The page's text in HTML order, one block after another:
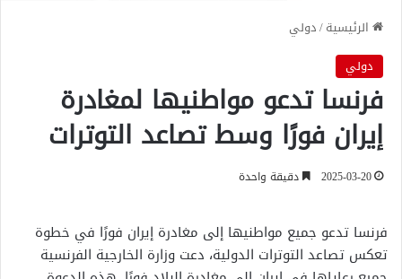
الرئيسية/دولي
دولي
فرنسا تدعو مواطنيها لمغادرة
إيران فورًا وسط تصاعد التوترات
2025-03-20 دقيقة واحدة
فرنسا تدعو جميع مواطنيها إلى مغادرة إيران فورًا في خطوة
تعكس تصاعد التوترات الدولية، دعت وزارة الخارجية الفرنسية